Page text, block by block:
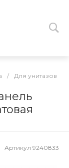
/ Для унитазов
Артикул 9240833